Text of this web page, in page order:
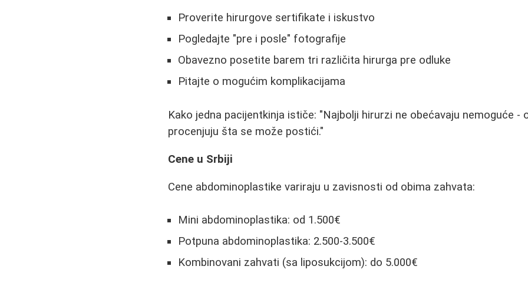
Proverite hirurgove sertifikate i iskustvo
Pogledajte "pre i posle" fotografije
Obavezno posetite barem tri različita hirurga pre odluke
Pitajte o mogućim komplikacijama
Kako jedna pacijentkinja ističe: "Najbolji hirurzi ne obećavaju nemoguće -
procenjuju šta se može postići."
Cene u Srbiji
Cene abdominoplastike variraju u zavisnosti od obima zahvata:
Mini abdominoplastika: od 1.500€
Potpuna abdominoplastika: 2.500-3.500€
Kombinovani zahvati (sa liposukcijom): do 5.000€